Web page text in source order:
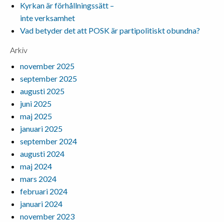
Kyrkan är förhållningssätt –
inte verksamhet
Vad betyder det att POSK är partipolitiskt obundna?
Arkiv
november 2025
september 2025
augusti 2025
juni 2025
maj 2025
januari 2025
september 2024
augusti 2024
maj 2024
mars 2024
februari 2024
januari 2024
november 2023